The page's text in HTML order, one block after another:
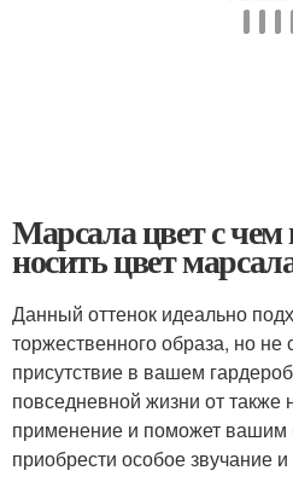
Марсала цвет с
носить цвет
Данный оттенок идеально
торжественного образа, но не
присутствие в вашем
повседневной жизни от также
применение и поможет
приобрести особое звучание